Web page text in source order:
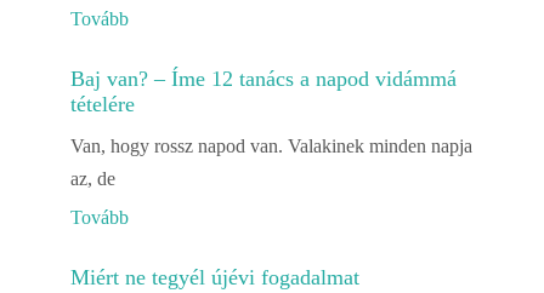
Tovább
Baj van? – Íme 12 tanács a napod vidámmá
tételére
Van, hogy rossz napod van. Valakinek minden napja
az, de
Tovább
Miért ne tegyél újévi fogadalmat